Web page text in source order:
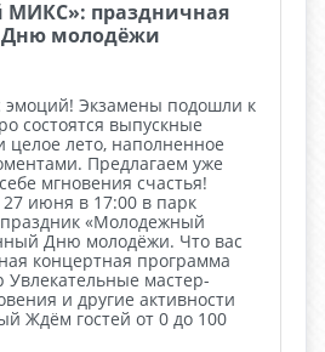
праздничная
Дню молодёжи
эмоций! Экзамены подошли к
состоятся выпускные
целое лето, наполненное
Предлагаем уже
мгновения счастья!
июня в 17:00 в парк
«Молодежный
Дню молодёжи. Что вас
концертная программа
мастер-
и другие активности
Ждём гостей от 0 до 100